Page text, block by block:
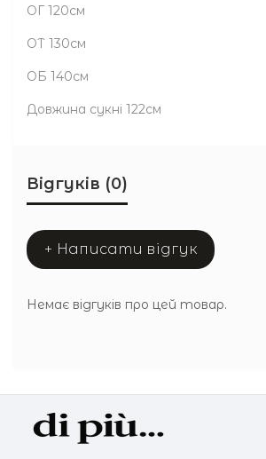
ОГ 120см
ОТ 130см
ОБ 140см
Довжина сукні 122см
Відгуків (0)
+ Написати відгук
Немає відгуків про цей товар.